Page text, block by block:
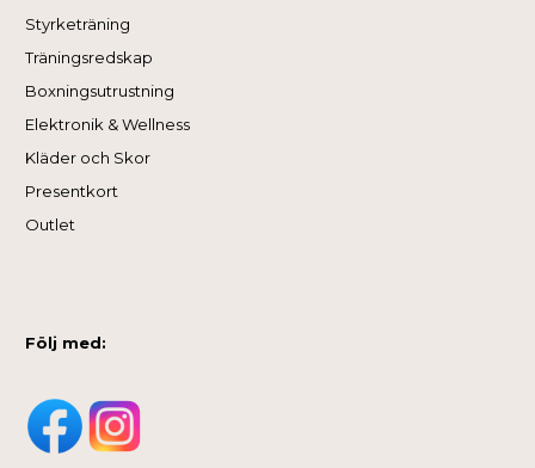
Styrketräning
Träningsredskap
Boxningsutrustning
Elektronik & Wellness
Kläder och Skor
Presentkort
Outlet
Följ med: